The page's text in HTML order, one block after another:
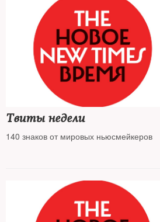
Твиты недели
140 знаков от мировых ньюсмейкеров